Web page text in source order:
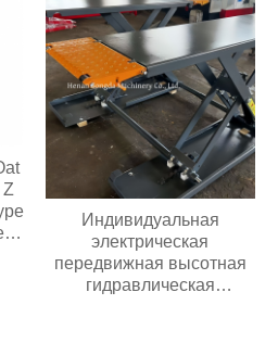
Индивидуальная
электрическая
передвижная высотная
гидравлическая